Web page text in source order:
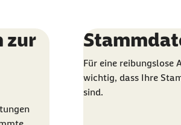
zur
Für eine reibungslose
wichtig, dass Ihre
sind.